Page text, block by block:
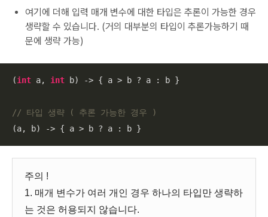
여기에 더해 입력 매개 변수에 대한 타입은 추론이 가능한 경우
생략할 수 있습니다. (거의 대부분의 타입이 추론가능하기 때
문에 생략 가능)
(int a, int b) -> { a > b ? a : b }
// 타입 생략 ( 추론 가능한 경우 )
(a, b) -> { a > b ? a : b }
주의 !
1. 매개 변수가 여러 개인 경우 하나의 타입만 생략하
는 것은 허용되지 않습니다.